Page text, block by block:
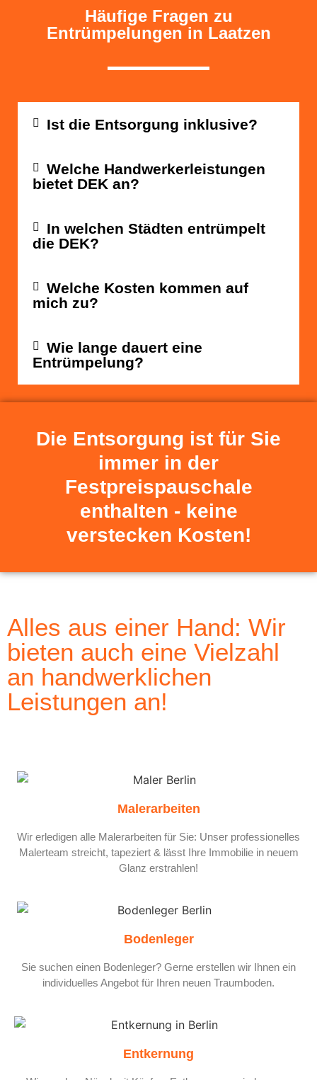
Häufige Fragen zu
Entrümpelungen in Laatzen
Ist die Entsorgung inklusive?
Welche Handwerkerleistungen
bietet DEK an?
In welchen Städten entrümpelt
die DEK?
Welche Kosten kommen auf
mich zu?
Wie lange dauert eine
Entrümpelung?
Die Entsorgung ist für Sie
immer in der
Festpreispauschale
enthalten - keine
verstecken Kosten!
Alles aus einer Hand: Wir
bieten auch eine Vielzahl
an handwerklichen
Leistungen an!
Malerarbeiten
Wir erledigen alle Malerarbeiten für Sie: Unser professionelles
Malerteam streicht, tapeziert & lässt Ihre Immobilie in neuem
Glanz erstrahlen!
Bodenleger
Sie suchen einen Bodenleger? Gerne erstellen wir Ihnen ein
individuelles Angebot für Ihren neuen Traumboden.
Entkernung